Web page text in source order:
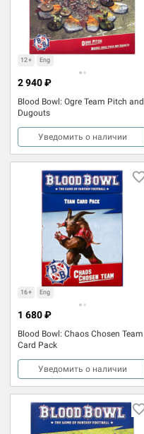
12+ Eng
Blood Bowl: Ogre Team Pitch and
Dugouts
2 940 ₽
Уведомить о наличии
16+ Eng
Blood Bowl: Chaos Chosen Team
Card Pack
1 680 ₽
Уведомить о наличии